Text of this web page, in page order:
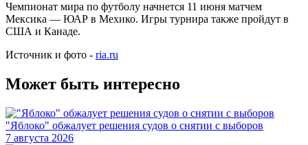
Чемпионат мира по футболу начнется 11 июня матчем
Мексика — ЮАР в Мехико. Игры турнира также пройдут в
США и Канаде.
Источник и фото - ria.ru
Может быть интересно
"Яблоко" обжалует решения судов о снятии с выборов
7 августа 2026